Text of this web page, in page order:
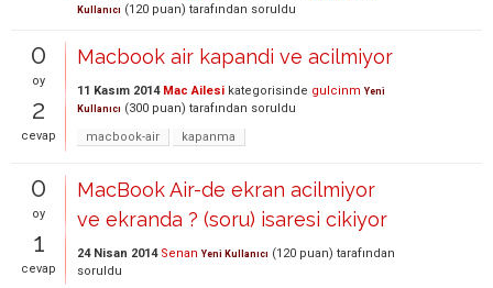
Kullanıcı (120 puan) tarafından soruldu
0
oy
2
cevap
Macbook air kapandi ve acilmiyor
11 Kasım 2014 Mac Ailesi kategorisinde gulcinm Yeni
Kullanıcı (300 puan) tarafından soruldu
macbook-air
kapanma
0
oy
1
cevap
MacBook Air-de ekran acilmiyor
ve ekranda ? (soru) isaresi cikiyor
24 Nisan 2014 Senan Yeni Kullanıcı (120 puan) tarafından
soruldu